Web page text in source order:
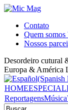
Contato
Quem somos
Nossos
Desordeiro cutural
Europa & América
HOMEESPECIAL
ReportagensMúsica